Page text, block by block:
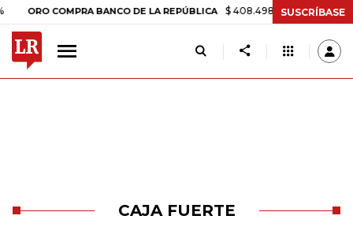
COMPRA BANCO DE LA REPÚBLICA $ 408.498,97 +$ 8.753,81
SUSCRÍBASE
CAJA FUERTE